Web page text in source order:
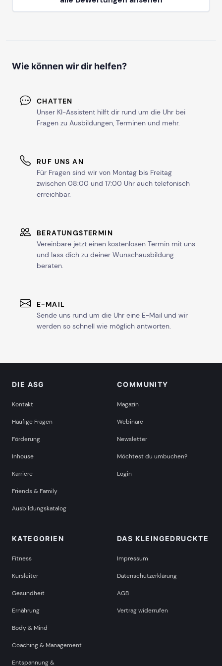
HANNOVER
ab Sa, 9. Januar 2027
mehr Termine in Hannover anzeigen
HEILBRONN
KARLSRUHE
ab Sa, 13. Februar 2027
ab Sa, 13. März 2027
mehr Termine in Kassel anzeigen
ab Sa, 7. November 2026
ab Sa, 20. März 2027
mehr Termine in Kiel anzeigen
KOBLENZ
Wie können wir dir helfen?
CHATTEN
Unser KI-Assistent hilft dir rund um die Uhr bei
Fragen zu Ausbildungen, Terminen und mehr.
RUF UNS AN
Für Fragen sind wir von Montag bis Freitag
zwischen 08:00 und 17:00 Uhr auch telefonisch
erreichbar.
BERATUNGSTERMIN
Vereinbare jetzt einen kostenlosen Termin mit uns
und lass dich zu deiner Wunschausbildung
beraten.
E-MAIL
Sende uns rund um die Uhr eine E-Mail und wir
werden so schnell wie möglich antworten.
DIE ASG
Kontakt
Häufige Fragen
Förderung
Inhouse
Karriere
Friends & Family
Ausbildungskatalog
COMMUNITY
Magazin
Webinare
Newsletter
Möchtest du umbuchen?
Login
KATEGORIEN
Fitness
Kursleiter
Gesundheit
Ernährung
Body & Mind
Coaching & Management
Entspannung &
DAS KLEINGEDRUCKTE
Impressum
Datenschutzerklärung
AGB
Vertrag widerrufen